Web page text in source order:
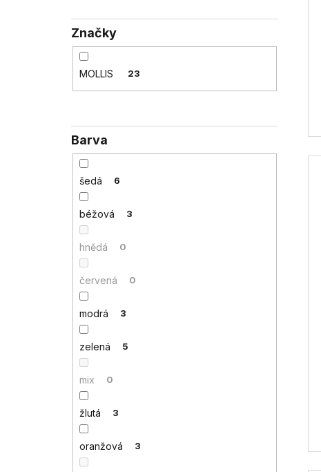
Značky
MOLLIS 23
Barva
šedá 6
béžová 3
hnědá 0
červená 0
modrá 3
zelená 5
mix 0
žlutá 3
oranžová 3